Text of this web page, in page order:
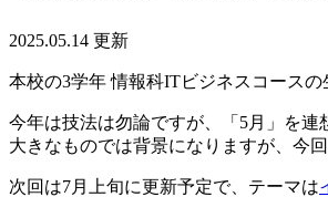
2025.05.14 更新
本校の3学年 情報科ITビジネスコース
今年は技法は勿論ですが、「5月」を連
大きなものでは背景になりますが、今
次回は7月上旬に更新予定で、テーマは